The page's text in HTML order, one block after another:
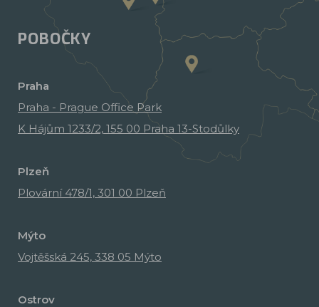
POBOČKY
Praha
Praha - Prague Office Park
K Hájům 1233/2, 155 00 Praha 13-Stodůlky
Plzeň
Plovární 478/1, 301 00 Plzeň
Mýto
Vojtěšská 245, 338 05 Mýto
Ostrov